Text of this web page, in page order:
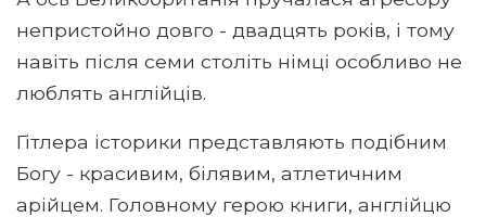
непристойно довго - двадцять років, і тому
навіть після семи століть німці особливо не
люблять англійців.
Гітлера історики представляють подібним
Богу - красивим, білявим, атлетичним
арійцем. Головному герою книги, англійцю